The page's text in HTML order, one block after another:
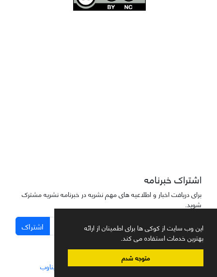
این وب سایت از کوکی ها برای اطمینان از ارائه
بهترین خدمات استفاده می کند.
متوجه شدم
اشتراک خبرنامه
برای دریافت اخبار و اطلاعیه های مهم نشریه در خبرنامه نشریه مشترک
شوید.
اشتراک
سامانه مدیریت نشریات علمی.طراحی و پیاده سازی از سیناوب